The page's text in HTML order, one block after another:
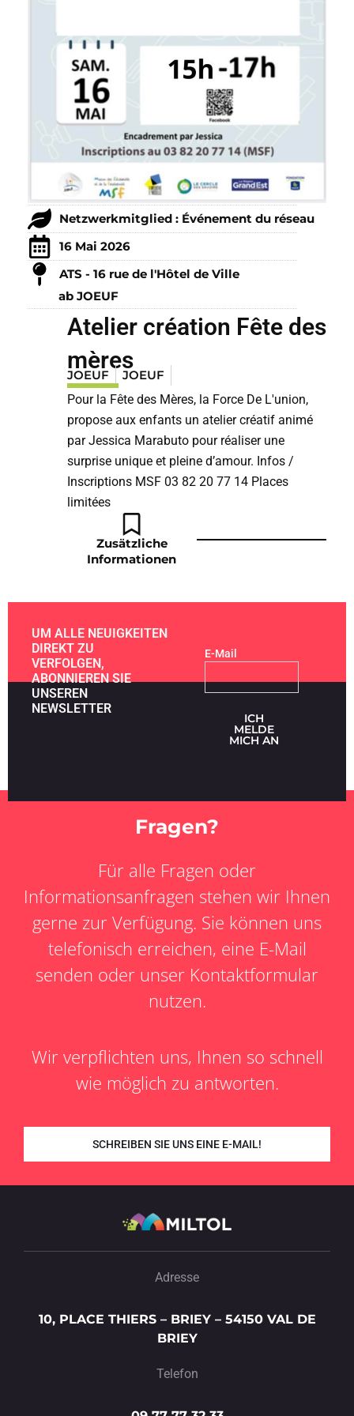
Netzwerkmitglied : Événement du réseau
16 Mai 2026
ATS - 16 rue de l'Hôtel de Ville
ab JOEUF
Atelier création Fête des
mères
JOEUF
JOEUF
Pour la Fête des Mères, la Force De L'union,
propose aux enfants un atelier créatif animé
par Jessica Marabuto pour réaliser une
surprise unique et pleine d’amour. Infos /
Inscriptions MSF 03 82 20 77 14 Places
limitées
Zusätzliche
Informationen
UM ALLE NEUIGKEITEN
DIREKT ZU
VERFOLGEN,
ABONNIEREN SIE
UNSEREN
NEWSLETTER
E-Mail
ICH
MELDE
MICH AN
Adresse
10, PLACE THIERS – BRIEY – 54150 VAL DE
BRIEY
Telefon
Fragen?
Für alle Fragen oder
Informationsanfragen stehen wir Ihnen
gerne zur Verfügung. Sie können uns
telefonisch erreichen, eine E-Mail
senden oder unser Kontaktformular
nutzen.
Wir verpflichten uns, Ihnen so schnell
wie möglich zu antworten.
SCHREIBEN SIE UNS EINE E-MAIL!